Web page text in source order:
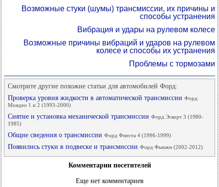
Возможные стуки (шумы) трансмиссии, их причины и
способы устранения
Вибрация и удары на рулевом колесе
Возможные причины вибраций и ударов на рулевом
колесе и способы их устранения
Проблемы с тормозами
Смотрите другие похожие статьи для автомобилей Форд:
Проверка уровня жидкости в автоматической трансмиссии Форд
Мондео 1 и 2 (1993-2000)
Снятие и установка механической трансмиссии Форд Эскорт 3 (1980-
1985)
Общие сведения о трансмиссии Форд Фиеста 4 (1996-1999)
Появились стуки в подвеске и трансмиссии Форд Фьюжн (2002-2012)
Комментарии посетителей
Еще нет комментариев